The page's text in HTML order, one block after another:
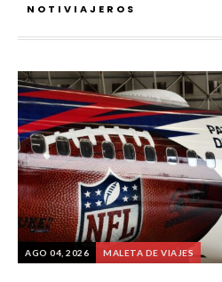
NOTIVIAJEROS
AGO 04, 2026 MALETA DE VIAJES